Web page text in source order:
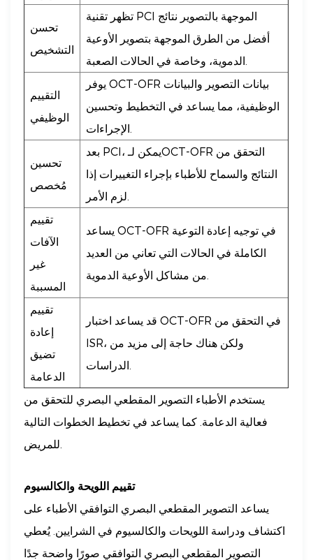
تحسن
التشخيص
تظهر تقنية PCI الموجهة بالتصوير نتائج
أفضل من الطرق الموجهة بتصوير الأوعية
التقييم
الوظيفي
يوفر OCT-OFR بيانات التصوير والبيانات
الوظيفية، مما يساعد في التخطيط وتحسين
تحسين
مُخصص
بعد PCI، يمكن لـOCT-OFR التحقق من
النتائج والسماح للأطباء بإجراء التغييرات إذا
تقييم
الآفات
غير
المسببة
يساعد OCT-OFR في توجيه إعادة التوعية
الكاملة في الحالات التي تعاني من العديد
تقييم
إعادة
تضيق
الدعامة
قد يساعد اختبار OCT-OFR في التحقق من
ISR، ولكن هناك حاجة إلى مزيد من
يستخدم الأطباء التصوير المقطعي البصري للتحقق من
فعالية الدعامة. كما يساعد في تخطيط الخطوات التالية
تقييم اللويحة والكالسيوم
يساعد التصوير المقطعي البصري التوافقي الأطباء على
اكتشاف ودراسة اللويحات والكالسيوم في الشرايين. يُعطي
التصوير المقطعي البصري التوافقي صورًا واضحة جدًا